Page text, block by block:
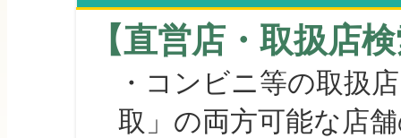
【直営店・取扱店
・コンビニ等の取扱
取」の両方可能な店